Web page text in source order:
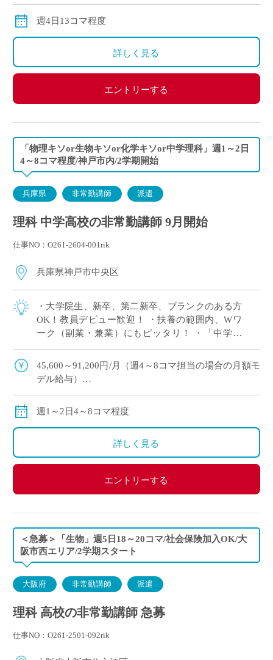
週4日13コマ程度
詳しく見る
エントリーする
「物理キソor生物キソor化学キソor中学理科」週1～2日
4～8コマ程度/神戸市内/2学期開始
兵庫県 非常勤講師 派遣
理科 中学高校の非常勤講師 9月開始
仕事NO：O261-2604-001rik
兵庫県神戸市中央区
・大学院生、新卒、第二新卒、ブランクのある方
OK！教員デビュー歓迎！ ・扶養の範囲内、Wワ
ーク（副業・兼業）にもピッタリ！ ・「中学理
ソ」のいずれか1科目が担当できればOK […]
45,600～91,200円/月（週4～8コマ担当の場合の月額モ
デル給与）
※ご勤務スタート時期によって、初月の給与は日割計
週1～2日4～8コマ程度
詳しく見る
エントリーする
＜急募＞「生物」週5日18～20コマ/社会保険加入OK/大
阪市西エリア/2学期スタート
大阪府 非常勤講師 派遣
理科 高校の非常勤講師 急募
仕事NO：O261-2501-092rik